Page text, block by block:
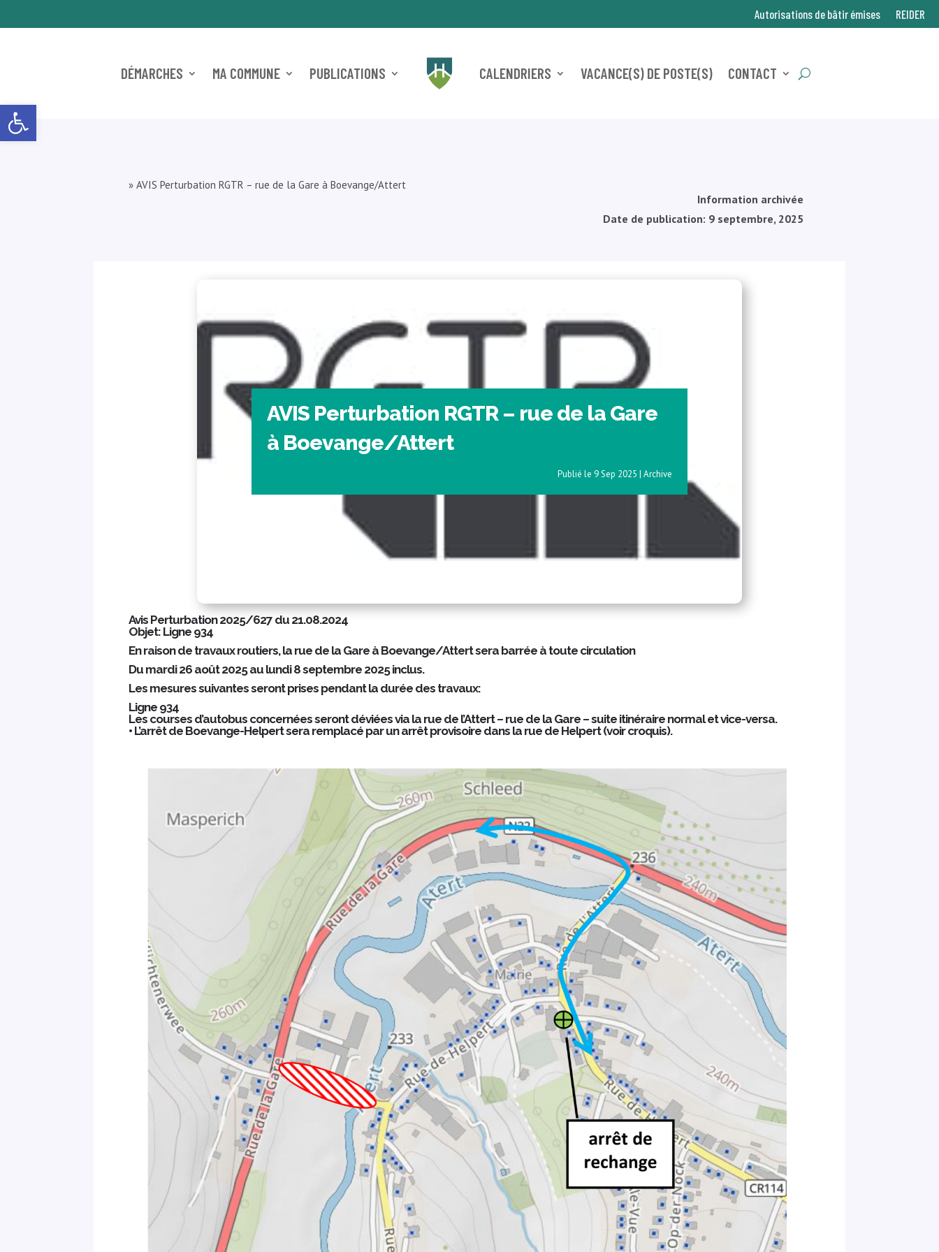
Ouvrir la barre d’outils
Autorisations de bâtir émises REIDER
DÉMARCHES MA COMMUNE PUBLICATIONS CALENDRIERS VACANCE(S) DE POSTE(S) CONTACT
» AVIS Perturbation RGTR – rue de la Gare à Boevange/Attert
Information archivée
Date de publication: 9 septembre, 2025
AVIS Perturbation RGTR – rue de la Gare
à Boevange/Attert
9 Sep 2025 | Archive
Avis Perturbation 2025/627 du 21.08.2024
Objet: Ligne 934
En raison de travaux routiers, la rue de la Gare à Boevange/Attert sera barrée à toute circulation
Du mardi 26 août 2025 au lundi 8 septembre 2025 inclus.
Les mesures suivantes seront prises pendant la durée des travaux:
Ligne 934
Les courses d’autobus concernées seront déviées via la rue de l’Attert – rue de la Gare – suite itinéraire normal et vice-versa.
• L’arrêt de Boevange-Helpert sera remplacé par un arrêt provisoire dans la rue de Helpert (voir croquis).